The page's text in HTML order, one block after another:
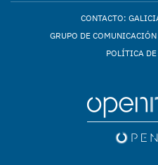
CONTACTO:
GRUPO DE
POLÍTICA